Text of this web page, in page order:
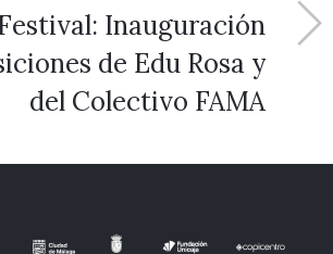
Inauguración
de Edu Rosa y
del Colectivo FAMA